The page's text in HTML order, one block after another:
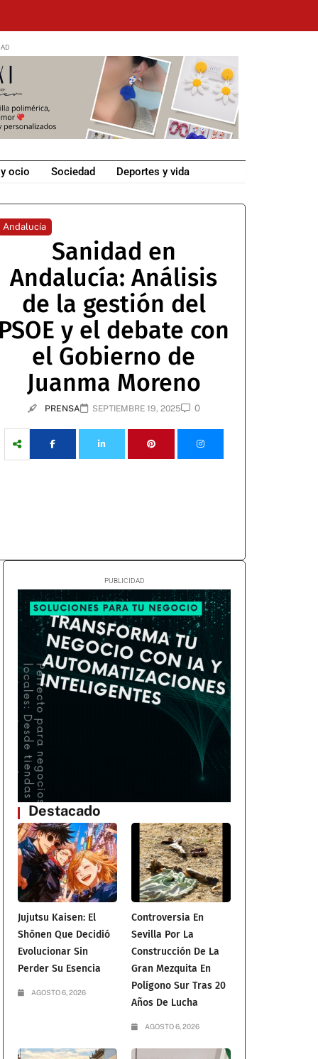
ocio Sociedad Deportes y vida
Andalucía
Sanidad en
Andalucía: Análisis
de la gestión del
PSOE y el debate con
el Gobierno de
Juanma Moreno
PRENSA SEPTIEMBRE 19, 2025 0
Destacado
Jujutsu Kaisen: El
Shōnen Que Decidió
Evolucionar Sin
Perder Su Esencia
AGOSTO 6, 2026
Controversia En
Sevilla Por La
Construcción De La
Gran Mezquita En
Polígono Sur Tras 20
Años De Lucha
AGOSTO 6, 2026